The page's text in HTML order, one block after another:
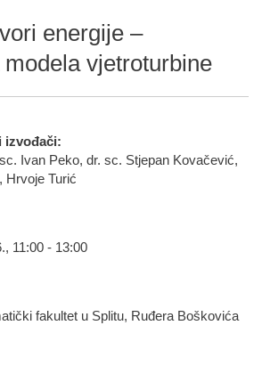
energije –
vjetroturbine
izvođači:
Ivan Peko, dr. sc. Stjepan Kovačević,
Hrvoje Turić
11:00 - 13:00
fakultet u Splitu, Ruđera Boškovića